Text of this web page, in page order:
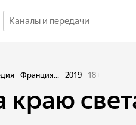
Франция... 2019 18+
краю